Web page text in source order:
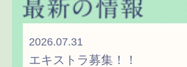
2026.07.31
エキストラ募集！！